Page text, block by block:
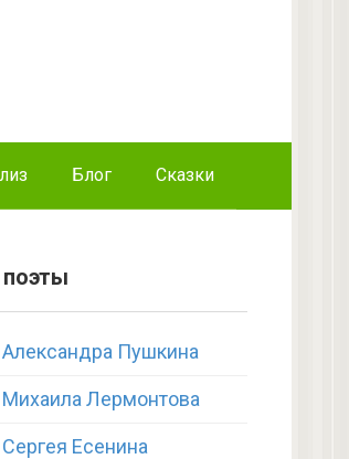
Блог Сказки
Александра Пушкина
Михаила Лермонтова
Есенина